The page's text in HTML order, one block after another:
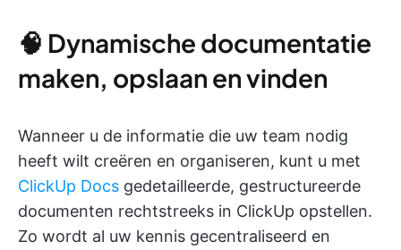
🧠 Dynamische documentatie
maken, opslaan en vinden
Wanneer u de informatie die uw team nodig
heeft wilt creëren en organiseren, kunt u met
ClickUp Docs gedetailleerde, gestructureerde
documenten rechtstreeks in ClickUp opstellen.
Zo wordt al uw kennis gecentraliseerd en